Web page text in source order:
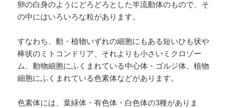
卵の白身のようにどろどろとした半流動体のもので、そ
の中にはいろいろな粒があります。
すなわち、動・植物いずれの細胞にもある短いひも状や
棒状のミトコンドリア、それよりも小さいミクロゾー
ム、動物細胞にふくまれている中心体・ゴルジ体、植物
細胞にふくまれている色素体などがあります。
色素体には、葉緑体・有色体・白色体の3種がありま